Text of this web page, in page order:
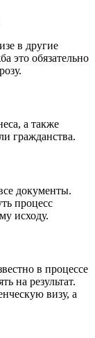
в другие
это обязательно
а также
гражданства.
документы.
процесс
исходу.
в процессе
на результат.
визу, а